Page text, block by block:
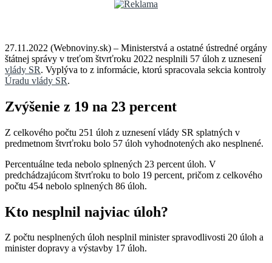
27.11.2022 (Webnoviny.sk) – Ministerstvá a ostatné ústredné orgány
štátnej správy v treťom štvrťroku 2022 nesplnili 57 úloh z uznesení
vlády SR. Vyplýva to z informácie, ktorú spracovala sekcia kontroly
Úradu vlády SR.
Zvýšenie z 19 na 23 percent
Z celkového počtu 251 úloh z uznesení vlády SR splatných v
predmetnom štvrťroku bolo 57 úloh vyhodnotených ako nesplnené.
Percentuálne teda nebolo splnených 23 percent úloh. V
predchádzajúcom štvrťroku to bolo 19 percent, pričom z celkového
počtu 454 nebolo splnených 86 úloh.
Kto nesplnil najviac úloh?
Z počtu nesplnených úloh nesplnil minister spravodlivosti 20 úloh a
minister dopravy a výstavby 17 úloh.